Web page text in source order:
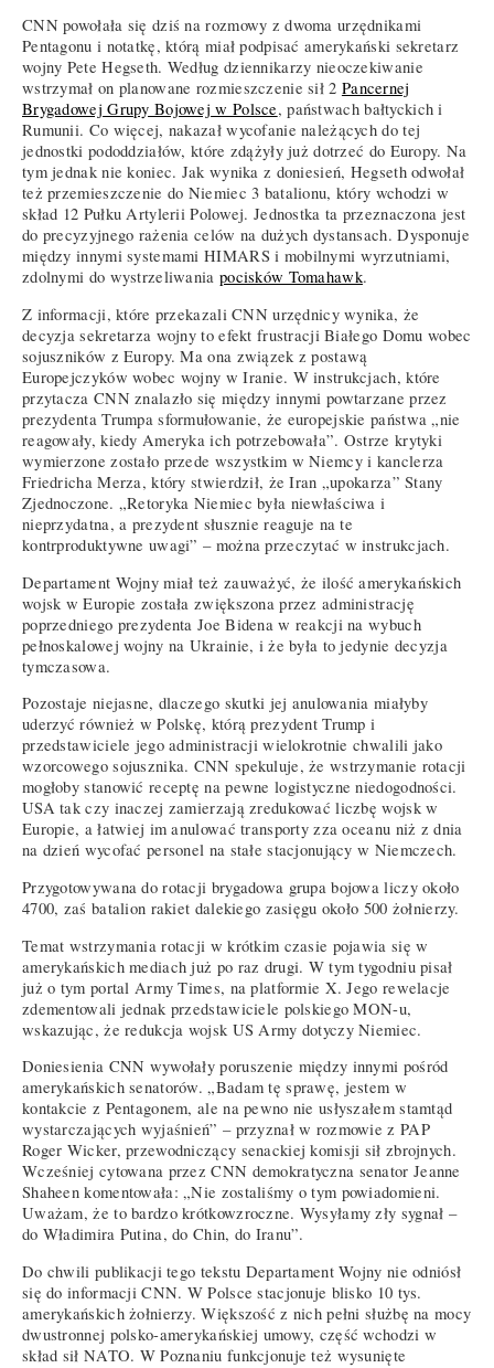
CNN powołała się dziś na rozmowy z dwoma urzędnikami
Pentagonu i notatkę, którą miał podpisać amerykański sekretarz
wojny Pete Hegseth. Według dziennikarzy nieoczekiwanie
wstrzymał on planowane rozmieszczenie sił 2 Pancernej
Brygadowej Grupy Bojowej w Polsce, państwach bałtyckich i
Rumunii. Co więcej, nakazał wycofanie należących do tej
jednostki pododdziałów, które zdążyły już dotrzeć do Europy. Na
tym jednak nie koniec. Jak wynika z doniesień, Hegseth odwołał
też przemieszczenie do Niemiec 3 batalionu, który wchodzi w
skład 12 Pułku Artylerii Polowej. Jednostka ta przeznaczona jest
do precyzyjnego rażenia celów na dużych dystansach. Dysponuje
między innymi systemami HIMARS i mobilnymi wyrzutniami,
zdolnymi do wystrzeliwania pocisków Tomahawk.
Z informacji, które przekazali CNN urzędnicy wynika, że
decyzja sekretarza wojny to efekt frustracji Białego Domu wobec
sojuszników z Europy. Ma ona związek z postawą
Europejczyków wobec wojny w Iranie. W instrukcjach, które
przytacza CNN znalazło się między innymi powtarzane przez
prezydenta Trumpa sformułowanie, że europejskie państwa „nie
reagowały, kiedy Ameryka ich potrzebowała”. Ostrze krytyki
wymierzone zostało przede wszystkim w Niemcy i kanclerza
Friedricha Merza, który stwierdził, że Iran „upokarza” Stany
Zjednoczone. „Retoryka Niemiec była niewłaściwa i
nieprzydatna, a prezydent słusznie reaguje na te
kontrproduktywne uwagi” – można przeczytać w instrukcjach.
Departament Wojny miał też zauważyć, że ilość amerykańskich
wojsk w Europie została zwiększona przez administrację
poprzedniego prezydenta Joe Bidena w reakcji na wybuch
pełnoskalowej wojny na Ukrainie, i że była to jedynie decyzja
tymczasowa.
Pozostaje niejasne, dlaczego skutki jej anulowania miałyby
uderzyć również w Polskę, którą prezydent Trump i
przedstawiciele jego administracji wielokrotnie chwalili jako
wzorcowego sojusznika. CNN spekuluje, że wstrzymanie rotacji
mogłoby stanowić receptę na pewne logistyczne niedogodności.
USA tak czy inaczej zamierzają zredukować liczbę wojsk w
Europie, a łatwiej im anulować transporty zza oceanu niż z dnia
na dzień wycofać personel na stałe stacjonujący w Niemczech.
Przygotowywana do rotacji brygadowa grupa bojowa liczy około
4700, zaś batalion rakiet dalekiego zasięgu około 500 żołnierzy.
Temat wstrzymania rotacji w krótkim czasie pojawia się w
amerykańskich mediach już po raz drugi. W tym tygodniu pisał
już o tym portal Army Times, na platformie X. Jego rewelacje
zdementowali jednak przedstawiciele polskiego MON-u,
wskazując, że redukcja wojsk US Army dotyczy Niemiec.
Doniesienia CNN wywołały poruszenie między innymi pośród
amerykańskich senatorów. „Badam tę sprawę, jestem w
kontakcie z Pentagonem, ale na pewno nie usłyszałem stamtąd
wystarczających wyjaśnień” – przyznał w rozmowie z PAP
Roger Wicker, przewodniczący senackiej komisji sił zbrojnych.
Wcześniej cytowana przez CNN demokratyczna senator Jeanne
Shaheen komentowała: „Nie zostaliśmy o tym powiadomieni.
Uważam, że to bardzo krótkowzroczne. Wysyłamy zły sygnał –
do Władimira Putina, do Chin, do Iranu”.
Do chwili publikacji tego tekstu Departament Wojny nie odniósł
się do informacji CNN. W Polsce stacjonuje blisko 10 tys.
amerykańskich żołnierzy. Większość z nich pełni służbę na mocy
dwustronnej polsko-amerykańskiej umowy, część wchodzi w
skład sił NATO. W Poznaniu funkcjonuje też wysunięte